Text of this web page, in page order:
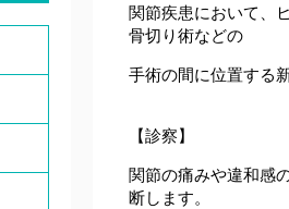
関節疾患において、
骨切り術などの
手術の間に位置する
【診察】
関節の痛みや違和感
断します。